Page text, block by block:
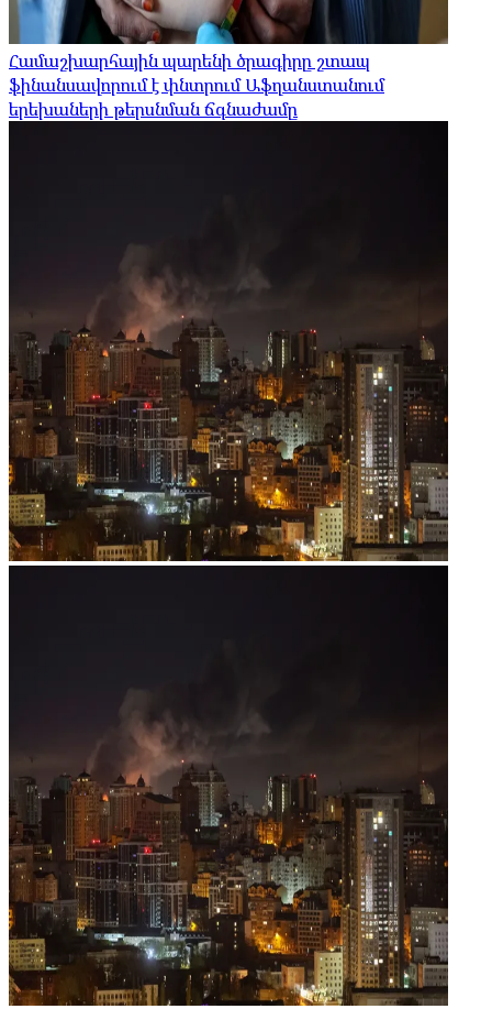
Համաշխարհային պարենի ծրագիրը շտապ
ֆինանսավորում է փնտրում Աֆղանստանում
երեխաների թերսնման ճգնաժամը